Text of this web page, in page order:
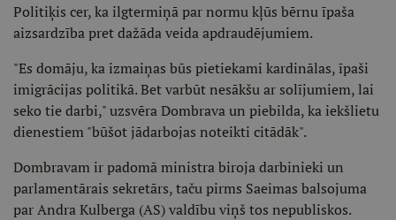
Politiķis cer, ka ilgtermiņā par normu kļūs bērnu īpaša
aizsardzība pret dažāda veida apdraudējumiem.
"Es domāju, ka izmaiņas būs pietiekami kardinālas, īpaši
imigrācijas politikā. Bet varbūt nesākšu ar solījumiem, lai
seko tie darbi," uzsvēra Dombrava un piebilda, ka iekšlietu
dienestiem "būšot jādarbojas noteikti citādāk".
Dombravam ir padomā ministra biroja darbinieki un
parlamentārais sekretārs, taču pirms Saeimas balsojuma
par Andra Kulberga (AS) valdību viņš tos nepubliskos.